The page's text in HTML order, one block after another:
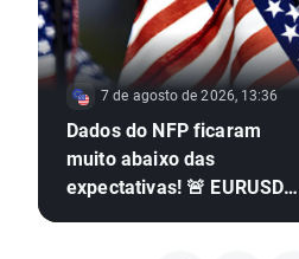
7 de agosto de 2026, 13:36
Dados do NFP ficaram
muito abaixo das
expectativas! 🚨 EURUSD